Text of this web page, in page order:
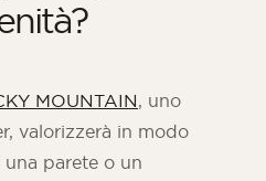
MOUNTAIN, uno
valorizzerà in modo
parete o un